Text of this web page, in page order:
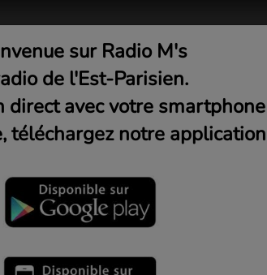
Médias
sur Radio M's
de l'Est-Parisien.
direct avec votre
téléchargez notre